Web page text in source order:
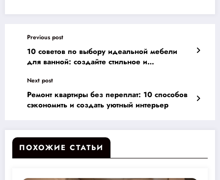
Previous post
10 советов по выбору идеальной мебели
для ванной: создайте стильное и
Next post
Ремонт квартиры без переплат: 10 способов
сэкономить и создать уютный интерьер
ПОХОЖИЕ СТАТЬИ